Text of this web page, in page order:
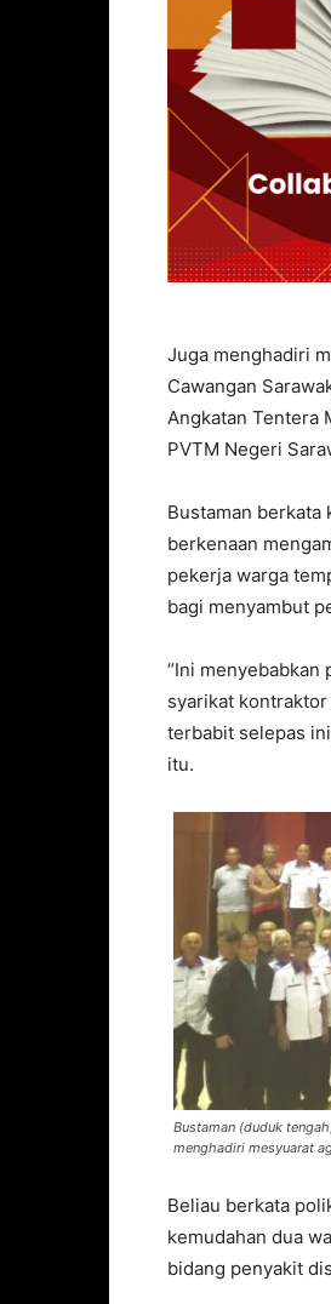
Juga menghadiri
Cawangan
Angkatan Tentera
PVTM Negeri
Bustaman
berkenaan
pekerja warga
bagi menyambut
“Ini
syarikat
terbabit selepas
itu.
Bustaman (duduk
menghadiri mesyuarat
Beliau berkata
kemudahan dua
bidang penyakit